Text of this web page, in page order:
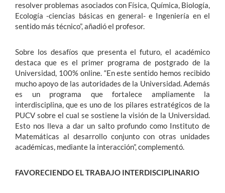
resolver problemas asociados con Física, Química, Biología,
Ecología -ciencias básicas en general- e Ingeniería en el
sentido más técnico”, añadió el profesor.
Sobre los desafíos que presenta el futuro, el académico
destaca que es el primer programa de postgrado de la
Universidad, 100% online. “En este sentido hemos recibido
mucho apoyo de las autoridades de la Universidad. Además
es un programa que fortalece ampliamente la
interdisciplina, que es uno de los pilares estratégicos de la
PUCV sobre el cual se sostiene la visión de la Universidad.
Esto nos lleva a dar un salto profundo como Instituto de
Matemáticas al desarrollo conjunto con otras unidades
académicas, mediante la interacción”, complementó.
FAVORECIENDO EL TRABAJO INTERDISCIPLINARIO